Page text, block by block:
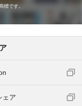
です。
ェア